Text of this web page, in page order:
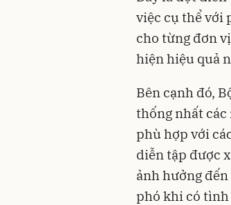
việc cụ thể với
cho từng đơn
hiện hiệu quả
Bên cạnh đó,
thống nhất các
phù hợp với
diễn tập được
ảnh hưởng đến
phó khi có tình